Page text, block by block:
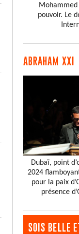
Mohammed
pouvoir. Le
ABRAHAM XXI
Dubaï, point
2024
pour la paix
présence
SOIS BELLE